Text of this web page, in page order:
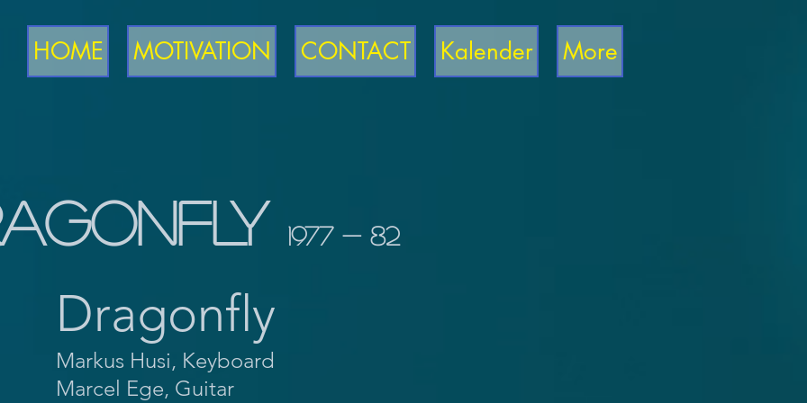
HOME MOTIVATION CONTACT Kalender More
1977 - 82
Dragonfly
Markus Husi, Keyboard
Marcel Ege, Guitar